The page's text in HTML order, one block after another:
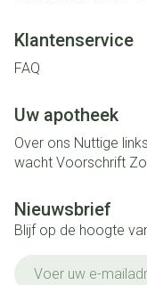
Klantenservice
FAQ
Uw apotheek
Over ons Nuttige links
wacht Voorschrift
Nieuwsbrief
Blijf op de hoogte